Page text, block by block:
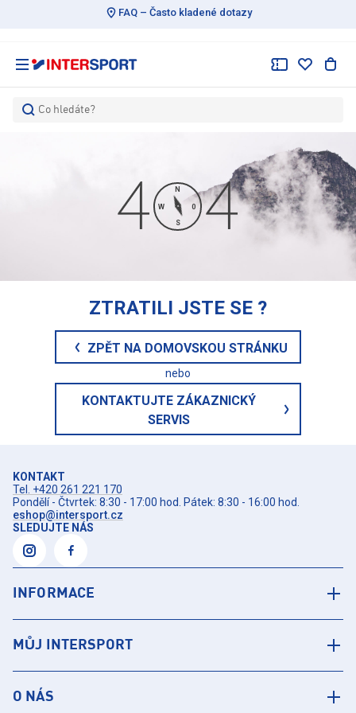
FAQ – Často kladené dotazy
Co hledáte?
N
0
S
W
ZTRATILI JSTE SE ?
ZPĚT NA DOMOVSKOU STRÁNKU
nebo
KONTAKTUJTE ZÁKAZNICKÝ
SERVIS
KONTAKT
Tel. +420 261 221 170
Pondělí - Čtvrtek: 8:30 - 17:00 hod. Pátek: 8:30 - 16:00 hod.
eshop@intersport.cz
SLEDUJTE NÁS
INFORMACE
MŮJ INTERSPORT
O NÁS